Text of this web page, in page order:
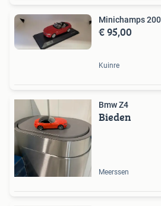
Minichamps
€ 95,00
Kuinre
Bmw Z4
Bieden
Meerssen